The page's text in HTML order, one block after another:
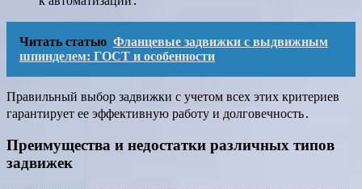
Читать статью Фланцевые задвижки с выдвижным
шпинделем: ГОСТ и особенности
Правильный выбор задвижки с учетом всех этих критериев
гарантирует ее эффективную работу и долговечность․
Преимущества и недостатки различных типов
задвижек